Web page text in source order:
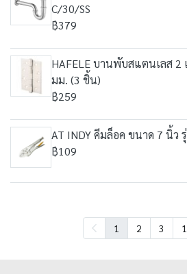
C/30/SS
฿379
HAFELE บานพับสแตนเลส
มม. (3 ชิ้น)
฿259
AT INDY คีมล็อค ขนาด 7 นิ้ว
฿109
1 2 3